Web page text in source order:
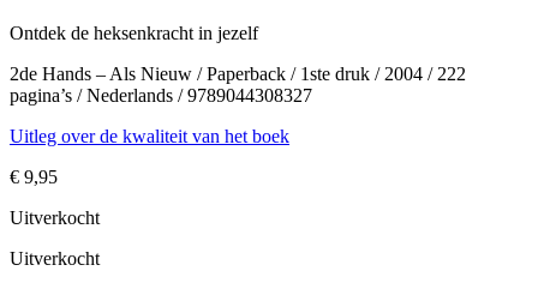
Ontdek de heksenkracht in jezelf
2de Hands – Als Nieuw / Paperback / 1ste druk / 2004 / 222
pagina’s / Nederlands / 9789044308327
Uitleg over de kwaliteit van het boek
€ 9,95
Uitverkocht
Uitverkocht